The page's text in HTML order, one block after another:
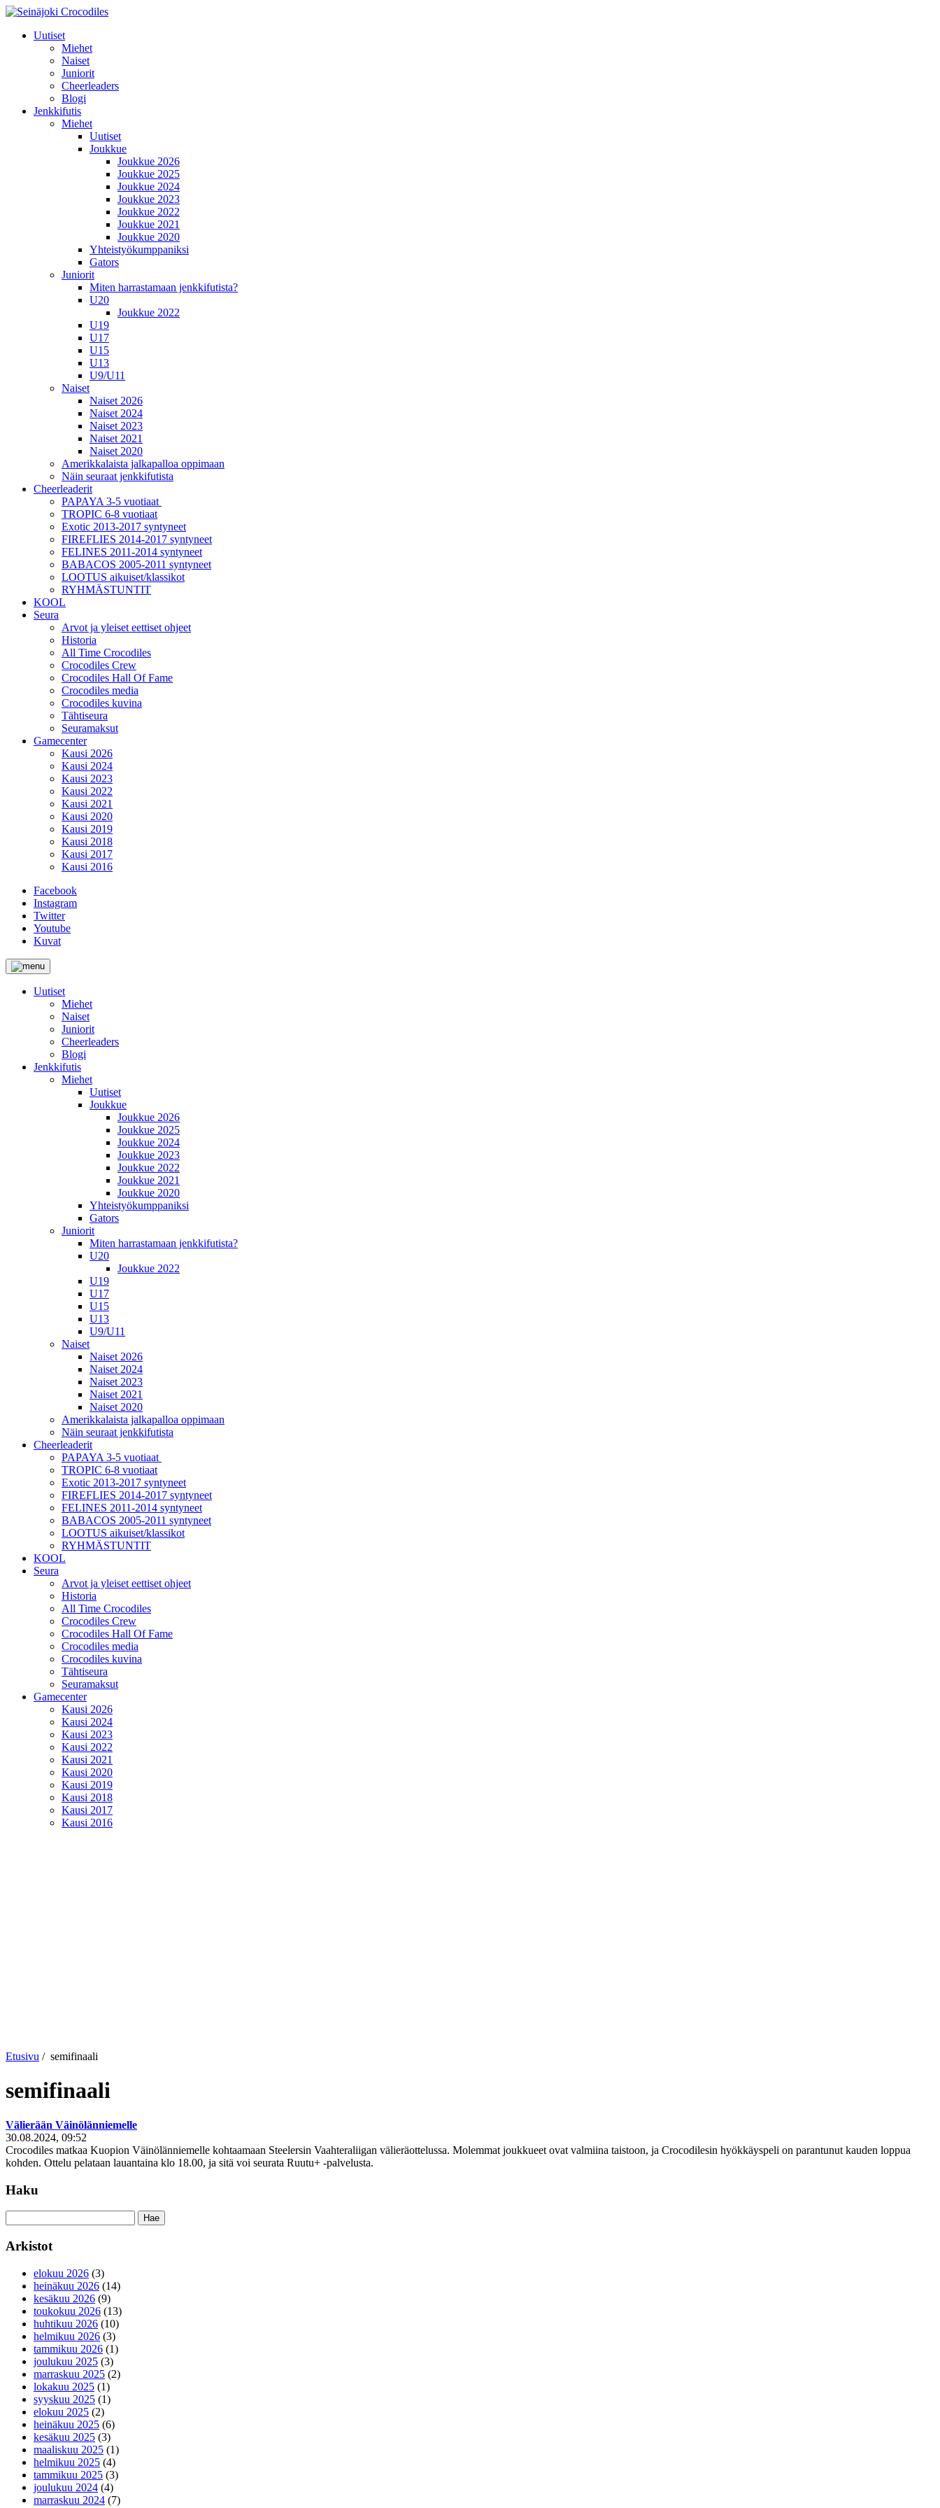
Uutiset
Miehet
Naiset
Juniorit
Cheerleaders
Blogi
Jenkkifutis
Miehet
Uutiset
Joukkue
Joukkue 2026
Joukkue 2025
Joukkue 2024
Joukkue 2023
Joukkue 2022
Joukkue 2021
Joukkue 2020
Yhteistyökumppaniksi
Gators
Juniorit
Miten harrastamaan jenkkifutista?
U20
Joukkue 2022
U19
U17
U15
U13
U9/U11
Naiset
Naiset 2026
Naiset 2024
Naiset 2023
Naiset 2021
Naiset 2020
Amerikkalaista jalkapalloa oppimaan
Näin seuraat jenkkifutista
Cheerleaderit
PAPAYA 3-5 vuotiaat
TROPIC 6-8 vuotiaat
Exotic 2013-2017 syntyneet
FIREFLIES 2014-2017 syntyneet
FELINES 2011-2014 syntyneet
BABACOS 2005-2011 syntyneet
LOOTUS aikuiset/klassikot
RYHMÄSTUNTIT
KOOL
Seura
Arvot ja yleiset eettiset ohjeet
Historia
All Time Crocodiles
Crocodiles Crew
Crocodiles Hall Of Fame
Crocodiles media
Crocodiles kuvina
Tähtiseura
Seuramaksut
Gamecenter
Kausi 2026
Kausi 2024
Kausi 2023
Kausi 2022
Kausi 2021
Kausi 2020
Kausi 2019
Kausi 2018
Kausi 2017
Kausi 2016
Facebook
Instagram
Twitter
Youtube
Kuvat
Uutiset
Miehet
Naiset
Juniorit
Cheerleaders
Blogi
Jenkkifutis
Miehet
Uutiset
Joukkue
Joukkue 2026
Joukkue 2025
Joukkue 2024
Joukkue 2023
Joukkue 2022
Joukkue 2021
Joukkue 2020
Yhteistyökumppaniksi
Gators
Juniorit
Miten harrastamaan jenkkifutista?
U20
Joukkue 2022
U19
U17
U15
U13
U9/U11
Naiset
Naiset 2026
Naiset 2024
Naiset 2023
Naiset 2021
Naiset 2020
Amerikkalaista jalkapalloa oppimaan
Näin seuraat jenkkifutista
Cheerleaderit
PAPAYA 3-5 vuotiaat
TROPIC 6-8 vuotiaat
Exotic 2013-2017 syntyneet
FIREFLIES 2014-2017 syntyneet
FELINES 2011-2014 syntyneet
BABACOS 2005-2011 syntyneet
LOOTUS aikuiset/klassikot
RYHMÄSTUNTIT
KOOL
Seura
Arvot ja yleiset eettiset ohjeet
Historia
All Time Crocodiles
Crocodiles Crew
Crocodiles Hall Of Fame
Crocodiles media
Crocodiles kuvina
Tähtiseura
Seuramaksut
Gamecenter
Kausi 2026
Kausi 2024
Kausi 2023
Kausi 2022
Kausi 2021
Kausi 2020
Kausi 2019
Kausi 2018
Kausi 2017
Kausi 2016
Etusivu / semifinaali
semifinaali
Välierään Väinölänniemelle
30.08.2024, 09:52
Crocodiles matkaa Kuopion Väinölänniemelle kohtaamaan Steelersin Vaahteraliigan välieräottelussa. Molemmat joukkueet ovat valmiina taistoon, ja Crocodilesin hyökkäyspeli on parantunut kauden loppua
kohden. Ottelu pelataan lauantaina klo 18.00, ja sitä voi seurata Ruutu+ -palvelusta.
Haku
Arkistot
elokuu 2026 (3)
heinäkuu 2026 (14)
kesäkuu 2026 (9)
toukokuu 2026 (13)
huhtikuu 2026 (10)
helmikuu 2026 (3)
tammikuu 2026 (1)
joulukuu 2025 (3)
marraskuu 2025 (2)
lokakuu 2025 (1)
syyskuu 2025 (1)
elokuu 2025 (2)
heinäkuu 2025 (6)
kesäkuu 2025 (3)
maaliskuu 2025 (1)
helmikuu 2025 (4)
tammikuu 2025 (3)
joulukuu 2024 (4)
marraskuu 2024 (7)